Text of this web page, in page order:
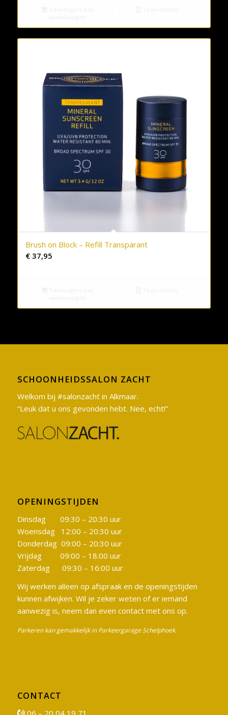
Brush on Block – Refill Transparant
€37,95
SCHOONHEIDSSALON ZACHT
Welkom bij #salonzacht in Alkmaar.
“Leuk dat u ons gevonden hebt. Nee, echt!”
OPENINGSTIJDEN
Dinsdag 09:30 – 20:30 uur
Woensdag 12:00 – 20:30 uur
Donderdag 09:00 – 20:30 uur
Vrijdag 09:00 – 18:00 uur
Zaterdag 09:30 – 16:00 uur
Wij werken alleen op afspraak en de openingstijden
kunnen afwijken. Wil je zeker weten of er iemand
aanwezig is, neem dan even contact met ons op.
Parkeren kan gemakkelijk in Parkeergarage Schelphoek.
CONTACT
06 – 20 04 19 71